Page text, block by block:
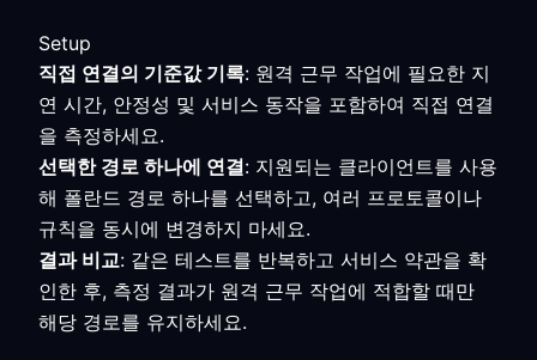
Setup
직접 연결의 기준값 기록: 원격 근무 작업에 필요한 지
연 시간, 안정성 및 서비스 동작을 포함하여 직접 연결
을 측정하세요.
선택한 경로 하나에 연결: 지원되는 클라이언트를 사용
해 폴란드 경로 하나를 선택하고, 여러 프로토콜이나
규칙을 동시에 변경하지 마세요.
결과 비교: 같은 테스트를 반복하고 서비스 약관을 확
인한 후, 측정 결과가 원격 근무 작업에 적합할 때만
해당 경로를 유지하세요.